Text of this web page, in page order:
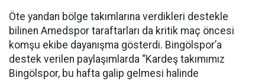
Öte yandan bölge takımlarına verdikleri destekle
bilinen Amedspor taraftarları da kritik maç öncesi
komşu ekibe dayanışma gösterdi. Bingölspor’a
destek verilen paylaşımlarda “Kardeş takımımız
Bingölspor, bu hafta galip gelmesi halinde